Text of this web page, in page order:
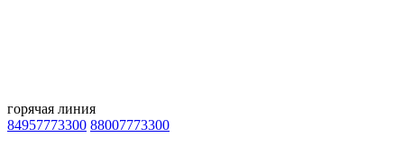
горячая линия
84957773300 88007773300